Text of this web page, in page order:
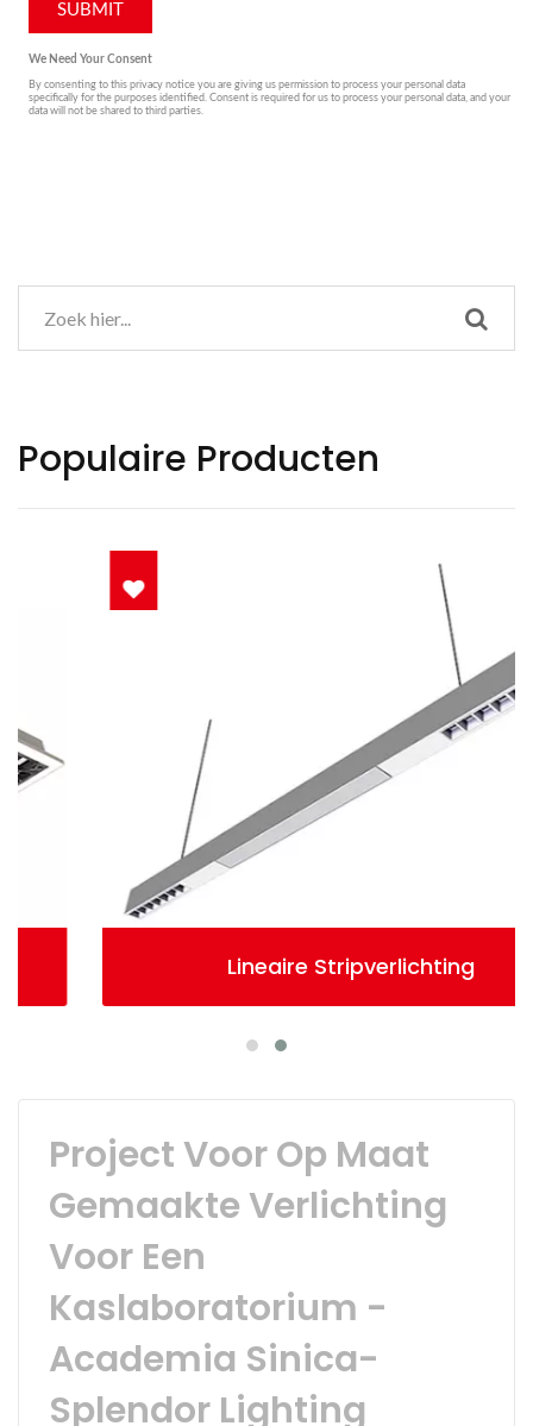
Populaire Producten
Lineaire Stripverlichting
Project Voor Op Maat
Gemaakte Verlichting
Voor Een
Kaslaboratorium -
Academia Sinica-
Splendor Lighting